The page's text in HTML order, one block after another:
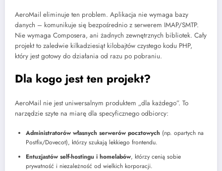
AeroMail eliminuje ten problem. Aplikacja nie wymaga bazy
danych – komunikuje się bezpośrednio z serwerem IMAP/SMTP.
Nie wymaga Composera, ani żadnych zewnętrznych bibliotek. Cały
projekt to zaledwie kilkadziesiąt kilobajtów czystego kodu PHP,
który jest gotowy do działania od razu po pobraniu.
Dla kogo jest ten projekt?
AeroMail nie jest uniwersalnym produktem „dla każdego”. To
narzędzie szyte na miarę dla specyficznego odbiorcy:
Administratorów własnych serwerów pocztowych (np. opartych na
Postfix/Dovecot), którzy szukają lekkiego frontendu.
Entuzjastów self-hostingu i homelabów, którzy cenią sobie
prywatność i niezależność od wielkich korporacji.